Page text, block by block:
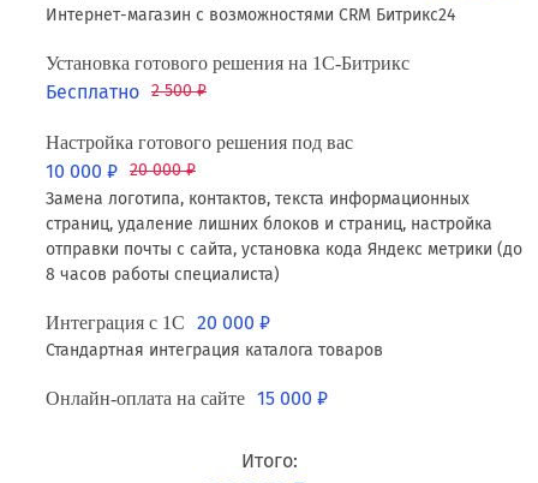
Интернет-магазин с возможностями CRM Битрикс24
Установка готового решения на 1С-Битрикс
Бесплатно 2 500 ₽
Настройка готового решения под вас
10 000 ₽ 20 000 ₽
Замена логотипа, контактов, текста информационных
страниц, удаление лишних блоков и страниц, настройка
отправки почты с сайта, установка кода Яндекс метрики (до
8 часов работы специалиста)
Интеграция с 1С 20 000 ₽
Стандартная интеграция каталога товаров
Онлайн-оплата на сайте 15 000 ₽
Итого: